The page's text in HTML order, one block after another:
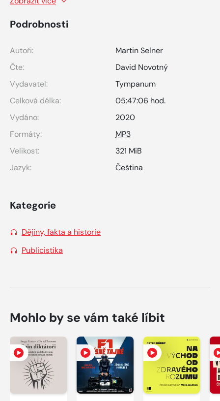
Podrobnosti
Autoři:
Martin Selner
Čte:
David Novotný
Vydavatel:
Tympanum
Celková délka:
05:47:06 hod.
Vydáno:
2020
Formáty:
MP3
Velikost:
321 MiB
Jazyk:
Čeština
Kategorie
Dějiny, fakta a historie
Publicistika
Mohlo by se vám také líbit